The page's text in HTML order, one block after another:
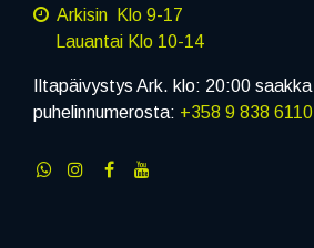
Arkisin Klo 9-17
Lauantai Klo 10-14
Iltapäivystys Ark. klo: 20:00 saakka
puhelinnumerosta: +358 9 838 6110